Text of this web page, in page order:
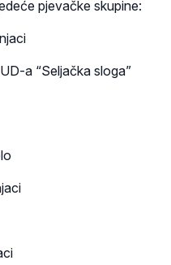
pjevačke skupine:
a “Seljačka sloga”